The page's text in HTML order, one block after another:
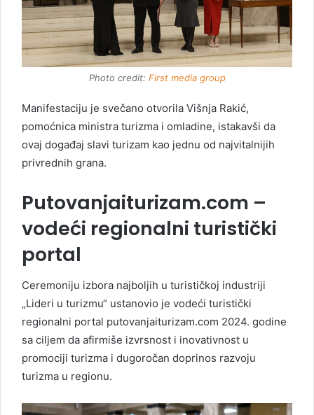
Photo credit: First media group
Manifestaciju je svečano otvorila Višnja Rakić,
pomoćnica ministra turizma i omladine, istakavši da
ovaj događaj slavi turizam kao jednu od najvitalnijih
privrednih grana.
Putovanjaiturizam.com –
vodeći regionalni turistički
portal
Ceremoniju izbora najboljih u turističkoj industriji
„Lideri u turizmu“ ustanovio je vodeći turistički
regionalni portal putovanjaiturizam.com 2024. godine
sa ciljem da afirmiše izvrsnost i inovativnost u
promociji turizma i dugoročan doprinos razvoju
turizma u regionu.